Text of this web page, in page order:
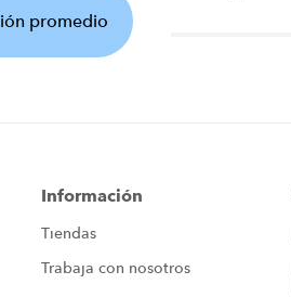
promedio
estrellas
Información
Tiendas
Trabaja con nosotros